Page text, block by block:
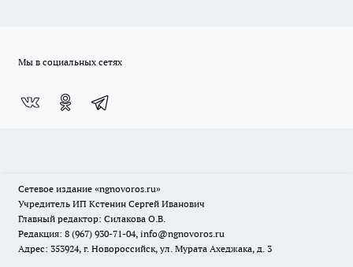
Мы в социальных сетях
Сетевое издание «ngnovoros.ru»
Учредитель ИП Кстенин Сергей Иванович
Главный редактор: Силакова О.В.
Редакция: 8 (967) 930-71-04, info@ngnovoros.ru
Адрес: 353924, г. Новороссийск, ул. Мурата Ахеджака, д. 3